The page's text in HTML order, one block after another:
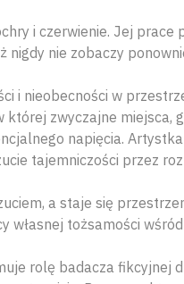
i czerwienie. Jej
nie zobaczy
i nieobecności w
zwyczajne miejsca,
napięcia.
tajemniczości przez
a staje się
własnej tożsamości
rolę badacza fikcyjnej